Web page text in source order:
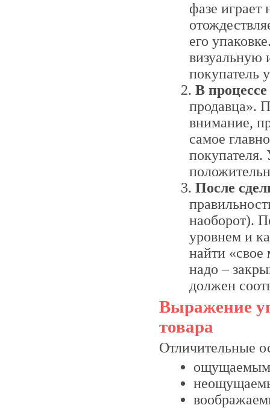
фазе
его
визуальную
покупатель
В
продавца».
внимание,
самое
покупателя.
После
наоборот).
уровнем и
найти «свое
надо –
должен
Выражение
товара
Отличительные